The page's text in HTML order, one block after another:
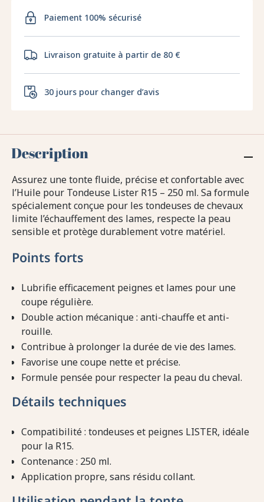
Paiement 100% sécurisé
Livraison gratuite à partir de 80 €
30 jours pour changer d’avis
Description
Assurez une tonte fluide, précise et confortable avec
l’Huile pour Tondeuse Lister R15 – 250 ml. Sa formule
spécialement conçue pour les tondeuses de chevaux
limite l’échauffement des lames, respecte la peau
sensible et protège durablement votre matériel.
Points forts
Lubrifie efficacement peignes et lames pour une
coupe régulière.
Double action mécanique : anti-chauffe et anti-
rouille.
Contribue à prolonger la durée de vie des lames.
Favorise une coupe nette et précise.
Formule pensée pour respecter la peau du cheval.
Détails techniques
Compatibilité : tondeuses et peignes LISTER, idéale
pour la R15.
Contenance : 250 ml.
Application propre, sans résidu collant.